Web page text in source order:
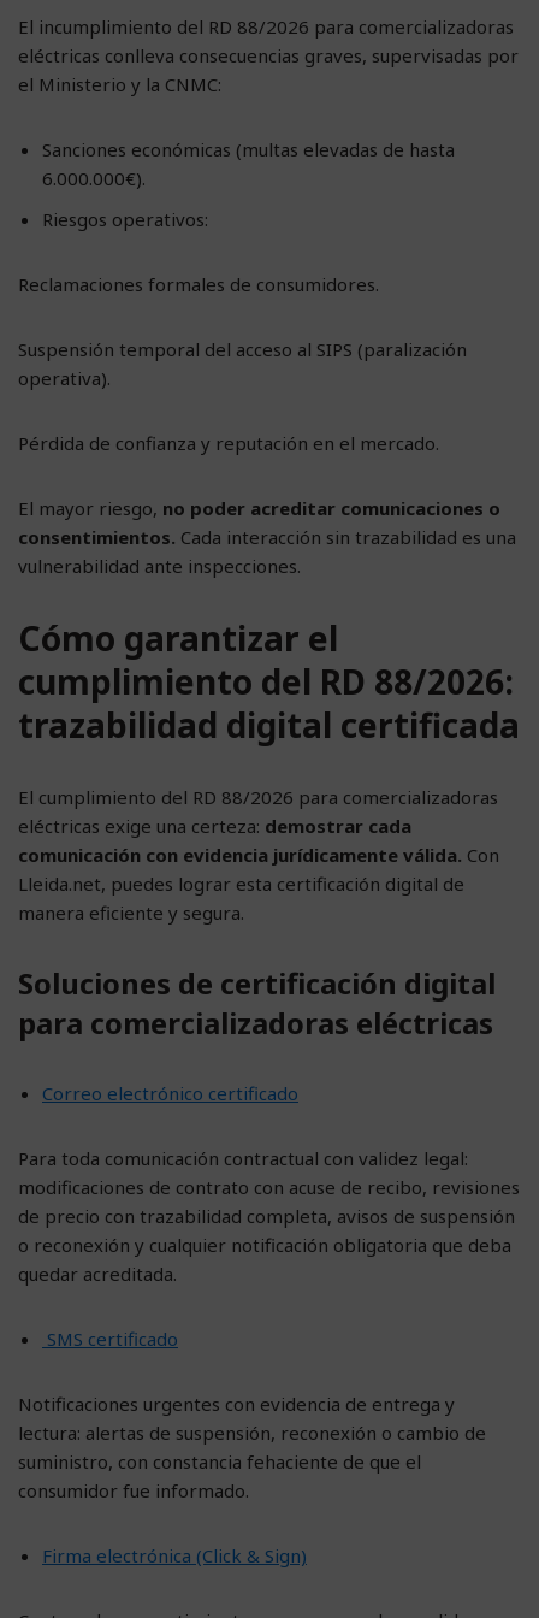
El incumplimiento del RD 88/2026 para comercializadoras
eléctricas conlleva consecuencias graves, supervisadas por
el Ministerio y la CNMC:
Sanciones económicas (multas elevadas de hasta
6.000.000€).
Riesgos operativos:
Reclamaciones formales de consumidores.
Suspensión temporal del acceso al SIPS (paralización
operativa).
Pérdida de confianza y reputación en el mercado.
El mayor riesgo, no poder acreditar comunicaciones o
consentimientos. Cada interacción sin trazabilidad es una
vulnerabilidad ante inspecciones.
Cómo garantizar el
cumplimiento del RD 88/2026:
trazabilidad digital certificada
El cumplimiento del RD 88/2026 para comercializadoras
eléctricas exige una certeza: demostrar cada
comunicación con evidencia jurídicamente válida. Con
Lleida.net, puedes lograr esta certificación digital de
manera eficiente y segura.
Soluciones de certificación digital
para comercializadoras eléctricas
Correo electrónico certificado
Para toda comunicación contractual con validez legal:
modificaciones de contrato con acuse de recibo, revisiones
de precio con trazabilidad completa, avisos de suspensión
o reconexión y cualquier notificación obligatoria que deba
quedar acreditada.
SMS certificado
Notificaciones urgentes con evidencia de entrega y
lectura: alertas de suspensión, reconexión o cambio de
suministro, con constancia fehaciente de que el
consumidor fue informado.
Firma electrónica (Click & Sign)